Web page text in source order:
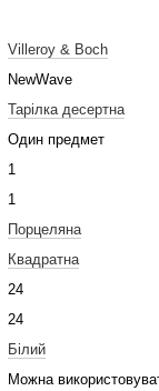
Villeroy & Boch
NewWave
Тарілка десертна
Один предмет
1
1
Порцеляна
Квадратна
24
24
Білий
Можна